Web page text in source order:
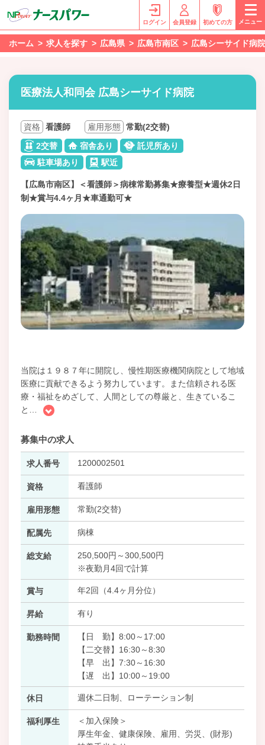
ログイン 会員登録 初めての方 メニュー
ホーム 求人を探す 広島県 広島市南区 広島シーサイド病院
医療法人和同会 広島シーサイド病院
資格 看護師 雇用形態 常勤(2交替)
2交替
宿舎あり
託児所あり
駐車場あり
駅近
【広島市南区】＜看護師＞病棟常勤募集★療養型★週休2日
制★賞与4.4ヶ月★車通勤可★
当院は１９８７年に開院し、慢性期医療機関病院として地域
医療に貢献できるよう努力しています。また信頼される医
療・福祉をめざして、人間としての尊厳と、生きているこ
と
募集中の求人
求人番号 1200002501
資格 看護師
雇用形態 常勤(2交替)
配属先 病棟
総支給
250,500円～300,500円
※夜勤月4回で計算
賞与 年2回（4.4ヶ月分位）
昇給 有り
勤務時間
【日 勤】8:00～17:00
【二交替】16:30～8:30
【早 出】7:30～16:30
【遅 出】10:00～19:00
休日 週休二日制、ローテーション制
福利厚生
＜加入保険＞
厚生年金、健康保険、雇用、労災、(財形)